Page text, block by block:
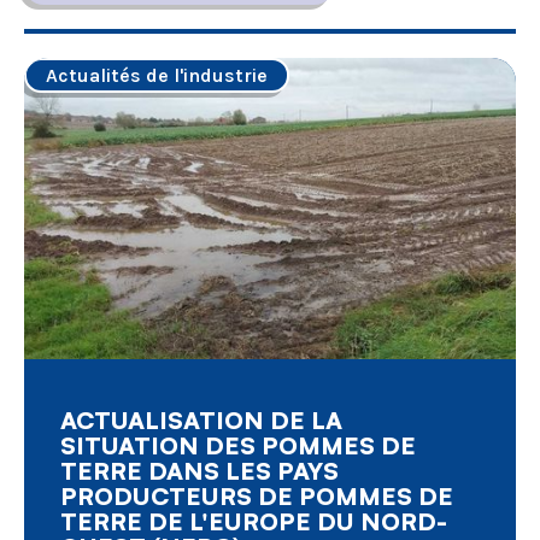
Actualités de l'industrie
ACTUALISATION DE LA
SITUATION DES POMMES DE
TERRE DANS LES PAYS
PRODUCTEURS DE POMMES DE
TERRE DE L'EUROPE DU NORD-